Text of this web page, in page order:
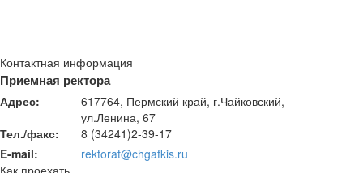
Контактная информация
Приемная ректора
Адрес:
617764, Пермский край, г.Чайковский,
ул.Ленина, 67
Тел./факс:
8 (34241)2-39-17
E-mail:
rektorat@chgafkis.ru
Как проехать